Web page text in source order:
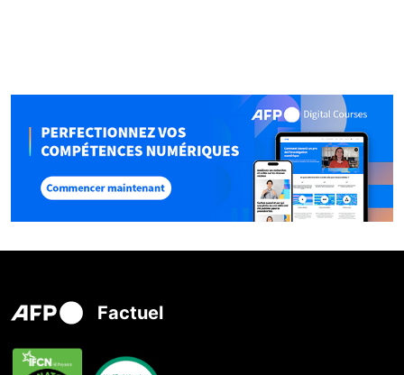
Factuel